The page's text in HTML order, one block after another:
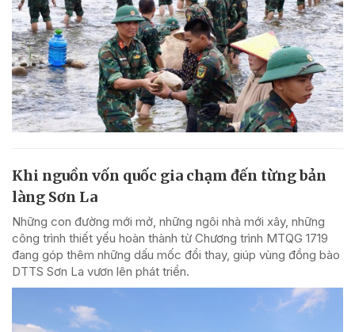
Khi nguồn vốn quốc gia chạm đến từng bản
làng Sơn La
Những con đường mới mở, những ngôi nhà mới xây, những
công trình thiết yếu hoàn thành từ Chương trình MTQG 1719
đang góp thêm những dấu mốc đổi thay, giúp vùng đồng bào
DTTS Sơn La vươn lên phát triển.